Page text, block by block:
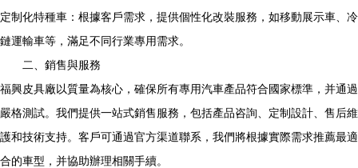
定制化特種車：根據客戶需求，提供個性化改裝服務，如移動展示車、冷
鏈運輸車等，滿足不同行業專用需求。
二、銷售與服務
福興皮具廠以質量為核心，確保所有專用汽車產品符合國家標準，并通過
嚴格測試。我們提供一站式銷售服務，包括產品咨詢、定制設計、售后維
護和技術支持。客戶可通過官方渠道聯系，我們將根據實際需求推薦最適
合的車型，并協助辦理相關手續。